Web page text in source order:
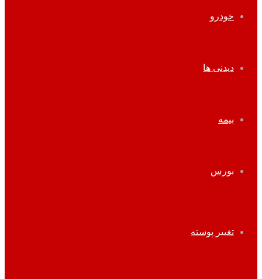
خودرو
دیدنی ها
بیمه
بورس
تغییر پوسته